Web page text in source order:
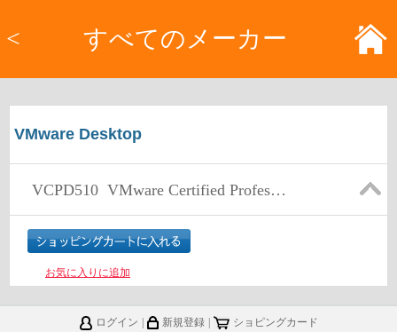
< すべてのメーカー
VMware Desktop
VCPD510 VMware Certified Professional - Desktop
お気に入りに追加
ログイン 新規登録 ショピングカード